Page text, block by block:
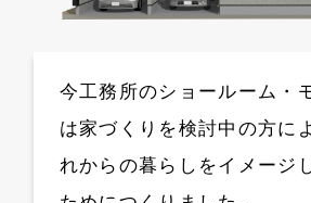
今工務所のショールーム・
は家づくりを検討中の方に
れからの暮らしをイメージ